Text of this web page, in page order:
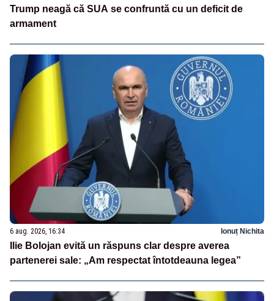
Trump neagă că SUA se confruntă cu un deficit de
armament
6 aug. 2026, 16:34 Ionuț Nichita
Ilie Bolojan evită un răspuns clar despre averea
partenerei sale: „Am respectat întotdeauna legea”